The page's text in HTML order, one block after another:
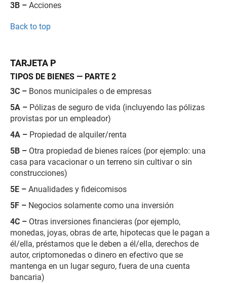
3B – Acciones
Back to top
TARJETA P
TIPOS DE BIENES — PARTE 2
3C – Bonos municipales o de empresas
5A – Pólizas de seguro de vida (incluyendo las pólizas
provistas por un empleador)
4A – Propiedad de alquiler/renta
5B – Otra propiedad de bienes raíces (por ejemplo: una
casa para vacacionar o un terreno sin cultivar o sin
construcciones)
5E – Anualidades y fideicomisos
5F – Negocios solamente como una inversión
4C – Otras inversiones financieras (por ejemplo,
monedas, joyas, obras de arte, hipotecas que le pagan a
él/ella, préstamos que le deben a él/ella, derechos de
autor, criptomonedas o dinero en efectivo que se
mantenga en un lugar seguro, fuera de una cuenta
bancaria)